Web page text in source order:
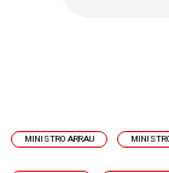
MINISTRO ARRAU